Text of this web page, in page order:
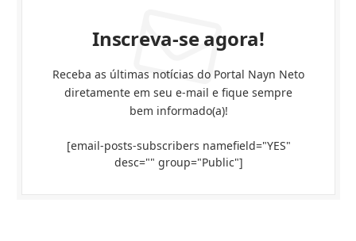
Inscreva-se agora!
Receba as últimas notícias do Portal Nayn Neto
diretamente em seu e-mail e fique sempre
bem informado(a)!
[email-posts-subscribers namefield="YES"
desc="" group="Public"]